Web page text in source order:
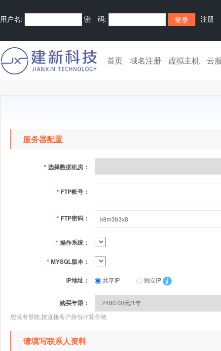
用户名: 密 码: 注册
首页 域名注册 虚拟主机 云
服务器配置
*选择数据机房：
* FTP帐号：
* FTP密码：
*操作系统：
*MYSQL版本：
IP地址： 共享IP 独立IP
购买年限：
您没有登陆,按直接客户身份计算价格
请填写联系人资料